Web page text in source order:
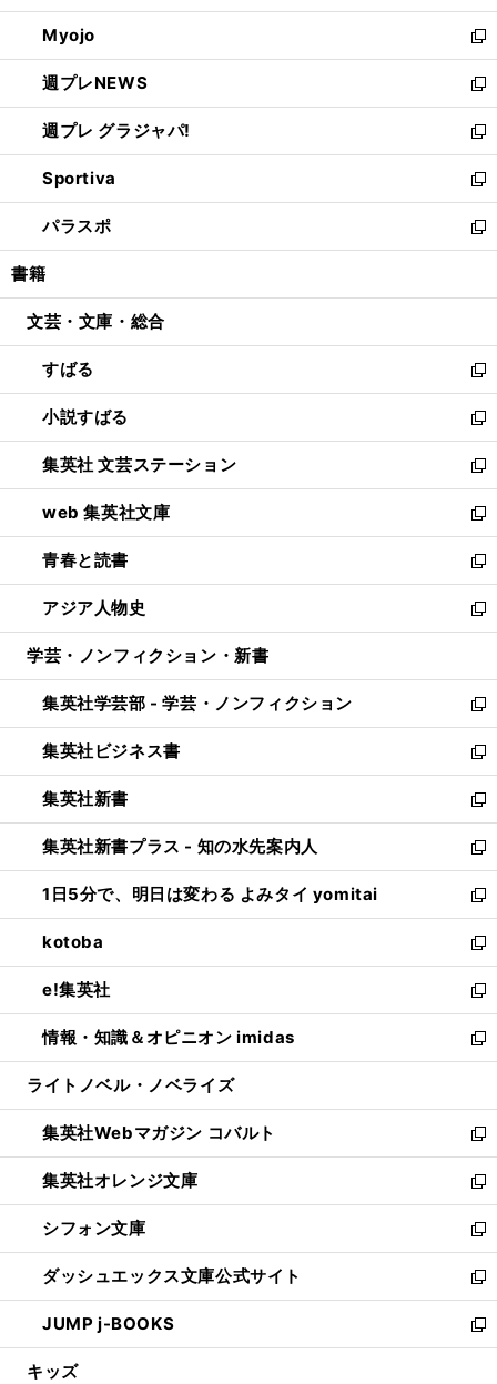
開
く
ウ
で
開
く
ン
ド
ウ
で
開
く
ウ
ィ
ン
ド
ウ
で
開
く
Myojo
新
し
い
ウ
ィ
ン
ド
ウ
で
開
週プレNEWS
新
し
い
ウ
ィ
ン
ド
ウ
開
週プレ グラジャパ!
新
し
い
ウ
ィ
ン
ウ
開
く
Sportiva
新
し
い
ウ
ン
ウ
で
開
く
パラスポ
新
し
ウ
ン
ド
ウ
で
開
く
書籍
文芸・文庫・総合
すばる
新
し
い
ウ
ィ
ン
ド
ウ
で
開
く
小説すばる
新
し
い
ウ
ィ
ン
ド
ウ
で
開
集英社 文芸ステーション
新
し
い
ウ
ィ
ン
ド
ウ
開
く
web 集英社文庫
新
し
い
ウ
ィ
ン
ウ
で
開
く
青春と読書
新
し
い
ウ
ン
ド
ウ
で
開
く
アジア人物史
新
し
ウ
ィ
ン
ド
ウ
で
開
く
学芸・ノンフィクション・新書
集英社学芸部 - 学芸・ノンフィクション
新
し
い
ウ
ィ
ン
ド
ウ
で
開
く
集英社ビジネス書
新
し
い
ウ
ィ
ン
ド
ウ
で
開
く
集英社新書
新
し
い
ウ
ィ
ン
ド
ウ
で
開
く
集英社新書プラス - 知の水先案内人
新
し
い
ウ
ィ
ン
ド
ウ
で
開
1日5分で、明日は変わる よみタイ yomitai
新
し
い
ウ
ィ
ン
ド
ウ
開
く
kotoba
新
し
い
ウ
ィ
ン
ウ
で
開
く
e!集英社
新
し
い
ウ
ン
ド
ウ
で
開
く
情報・知識＆オピニオン imidas
新
し
ウ
ィ
ン
ド
ウ
で
開
く
ライトノベル・ノベライズ
集英社Webマガジン コバルト
新
し
い
ウ
ィ
ン
ド
ウ
で
開
集英社オレンジ文庫
新
し
い
ウ
ィ
ン
ド
ウ
シフォン文庫
新
し
い
ウ
ィ
ン
ダッシュエックス文庫公式サイト
新
し
い
ウ
JUMP j-BOOKS
新
し
キッズ